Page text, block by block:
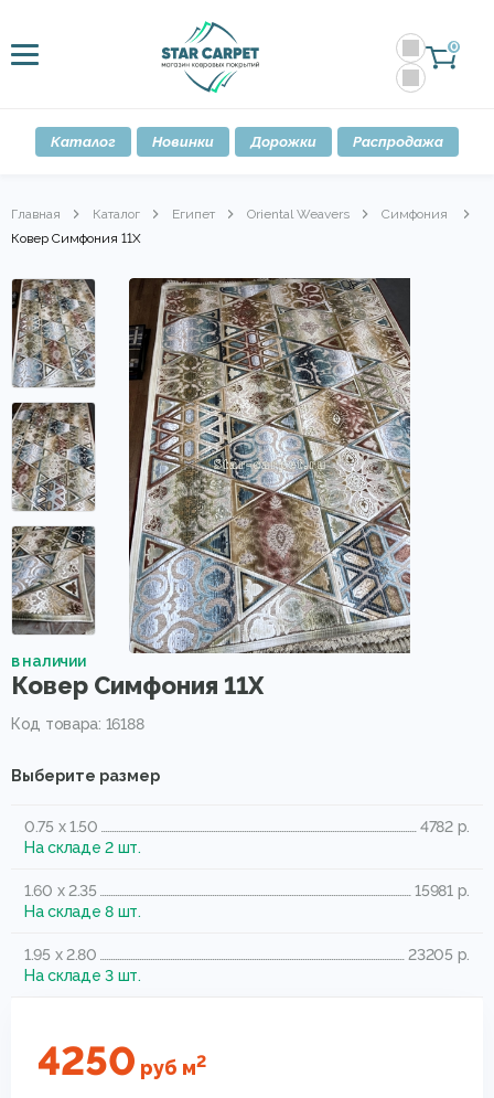
0
Каталог Новинки Дорожки Распродажа
Главная Каталог Египет Oriental Weavers
Симфония
Ковер Симфония 11Х
в наличии
Ковер Симфония 11Х
Код товара: 16188
Выберите размер
0.75 x 1.50
4782 р.
На складе 2 шт.
1.60 x 2.35
15981 р.
На складе 8 шт.
1.95 x 2.80
23205 р.
На складе 3 шт.
4250 руб м2